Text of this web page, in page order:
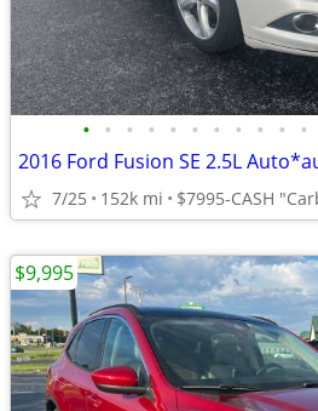
• • • • • • • • • • •
7/25 152k mi $7995-CASH
$9,995